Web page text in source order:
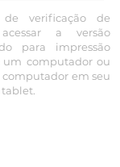
verificação de
a versão
para impressão
um computador ou
computador em seu